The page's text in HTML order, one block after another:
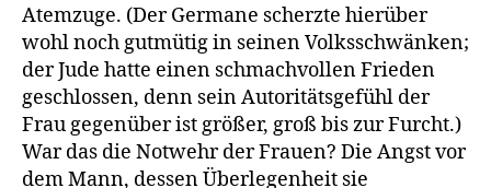
Atemzuge. (Der Germane scherzte hierüber
wohl noch gutmütig in seinen Volksschwänken;
der Jude hatte einen schmachvollen Frieden
geschlossen, denn sein Autoritätsgefühl der
Frau gegenüber ist größer, groß bis zur Furcht.)
War das die Notwehr der Frauen? Die Angst vor
dem Mann, dessen Überlegenheit sie